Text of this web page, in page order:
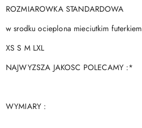
ROZMIAROWKA STANDARDOWA
w srodku ocieplona mieciutkim futerkiem
XS S M LXL
NAJWYZSZA JAKOSC POLECAMY :*
WYMIARY :